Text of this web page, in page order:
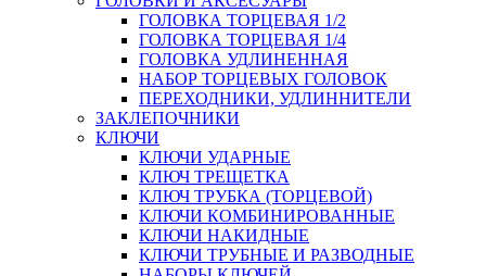
ГОЛОВКА ТОРЦЕВАЯ 1/2
ГОЛОВКА ТОРЦЕВАЯ 1/4
ГОЛОВКА УДЛИНЕННАЯ
НАБОР ТОРЦЕВЫХ ГОЛОВОК
ПЕРЕХОДНИКИ, УДЛИННИТЕЛИ
ЗАКЛЕПОЧНИКИ
КЛЮЧИ
КЛЮЧИ УДАРНЫЕ
КЛЮЧ ТРЕЩЕТКА
КЛЮЧ ТРУБКА (ТОРЦЕВОЙ)
КЛЮЧИ КОМБИНИРОВАННЫЕ
КЛЮЧИ НАКИДНЫЕ
КЛЮЧИ ТРУБНЫЕ И РАЗВОДНЫЕ